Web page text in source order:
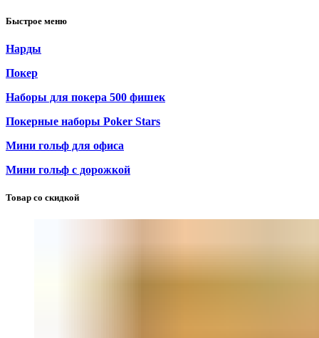
Быстрое меню
Нарды
Покер
Наборы для покера 500 фишек
Покерные наборы Poker Stars
Мини гольф для офиса
Мини гольф с дорожкой
Товар со скидкой